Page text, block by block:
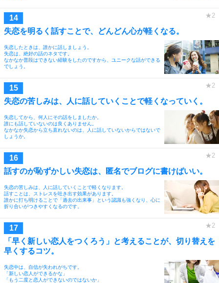
失恋を明るく話すことで、どんどん心が軽くなる。
失恋したときは、誰かに話しましょう。
失恋は、絶好の話のネタです。
なかなか普段はできない経験をしたのですから、ユニークな話ができる
でしょう。
失恋の苦しみは、人に話していくことで軽くなっていく。
失恋してから、何人にその話をしましたか。
誰にも話していないのは良くありません。
なかなか失恋から立ち直れないのは、人に話していないからではないで
しょうか。
話すのが恥ずかしい失恋は、匿名でブログに書けばいい。
失恋の苦しみは、人に話していくことで軽くなります。
話すことは、ストレスを吐き出す効果があります。
誰かに打ち明けることで「過去の出来事」という認識も強くなり、心に
折り合いがつきやすくなるのです。
「早く新しい恋人をつくろう」と考えることが、切り替えを
早くするコツ。
失恋中は、自信が失われがちです。
「新しい恋人ができるかな」
「もう二度と恋人ができないのではないか」